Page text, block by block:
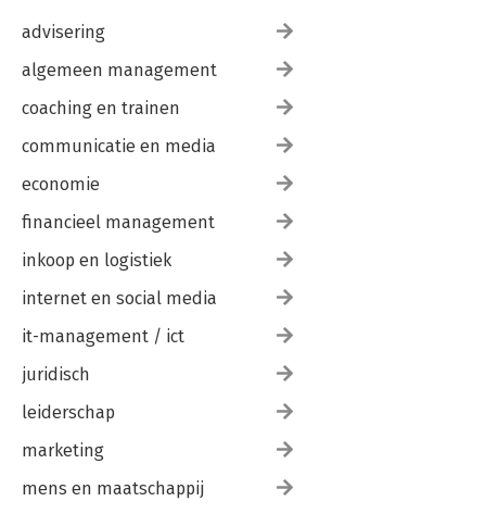
advisering
algemeen management
coaching en trainen
communicatie en media
economie
financieel management
inkoop en logistiek
internet en social media
it-management / ict
juridisch
leiderschap
marketing
mens en maatschappij